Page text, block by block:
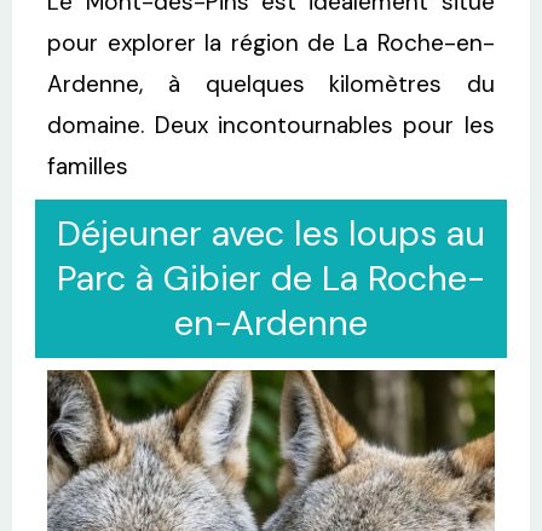
pour explorer la région de La Roche-en-
Ardenne, à quelques kilomètres du
domaine. Deux incontournables pour les
familles
Déjeuner avec les loups au
Parc à Gibier de La Roche-
en-Ardenne